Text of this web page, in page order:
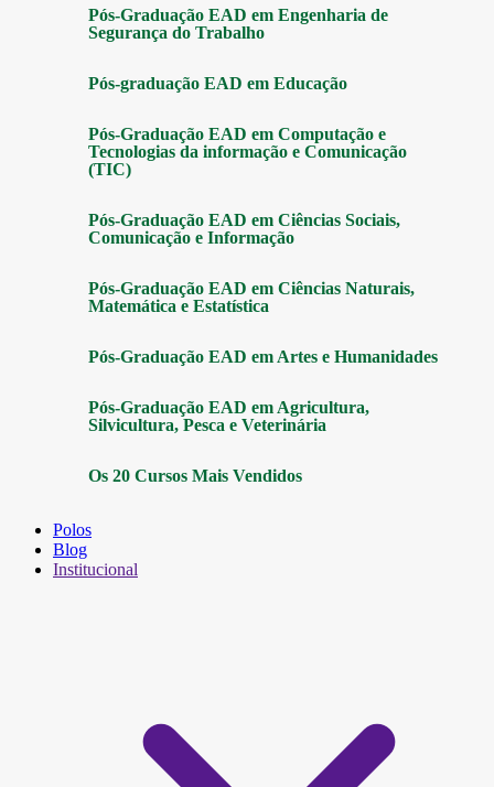
Pós-Graduação EAD em Engenharia de
Segurança do Trabalho
Pós-graduação EAD em Educação
Pós-Graduação EAD em Computação e
Tecnologias da informação e Comunicação
(TIC)
Pós-Graduação EAD em Ciências Sociais,
Comunicação e Informação
Pós-Graduação EAD em Ciências Naturais,
Matemática e Estatística
Pós-Graduação EAD em Artes e Humanidades
Pós-Graduação EAD em Agricultura,
Silvicultura, Pesca e Veterinária
Os 20 Cursos Mais Vendidos
Polos
Blog
Institucional